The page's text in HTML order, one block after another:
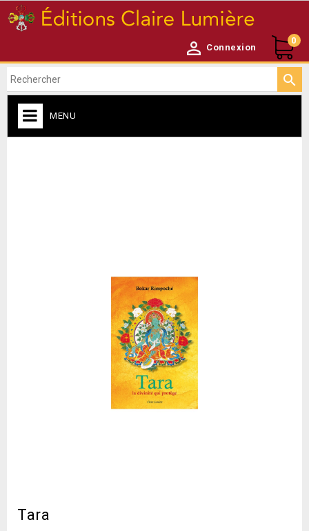
 Connexion
0

MENU
Tara